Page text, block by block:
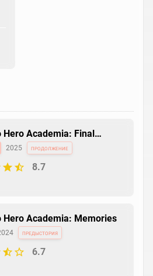
Hero Academia: Final
2025 продолжение
8.7
Hero Academia: Memories
предыстория
6.7